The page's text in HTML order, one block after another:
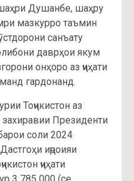
Душанбе, шаҳру
мазкурро таъмин
санъату
даврҳои якум
онҳоро аз ҷиҳати
гардонанд.
Тоҷикистон аз
Президенти
соли 2024
иҷроияи
ҷиҳати